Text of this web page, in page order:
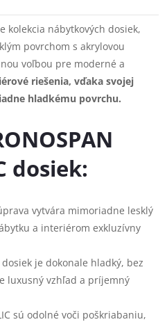
kolekcia nábytkových dosiek,
povrchom s akrylovou
voľbou pre moderné a
riešenia, vďaka svojej
hladkému povrchu.
dosiek:
vytvára mimoriadne lesklý
a interiérom exkluzívny
dosiek je dokonale hladký, bez
luxusný vzhľad a príjemný
sú odolné voči poškriabaniu,